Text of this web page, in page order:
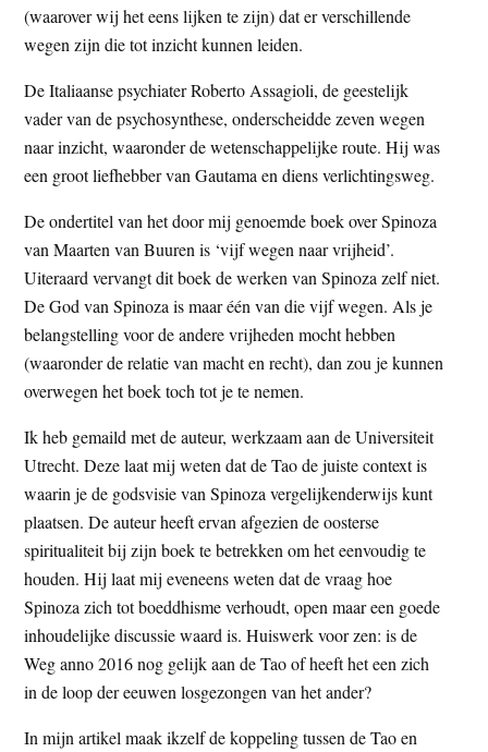
(waarover wij het eens lijken te zijn) dat er verschillende
wegen zijn die tot inzicht kunnen leiden.
De Italiaanse psychiater Roberto Assagioli, de geestelijk
vader van de psychosynthese, onderscheidde zeven wegen
naar inzicht, waaronder de wetenschappelijke route. Hij was
een groot liefhebber van Gautama en diens verlichtingsweg.
De ondertitel van het door mij genoemde boek over Spinoza
van Maarten van Buuren is ‘vijf wegen naar vrijheid’.
Uiteraard vervangt dit boek de werken van Spinoza zelf niet.
De God van Spinoza is maar één van die vijf wegen. Als je
belangstelling voor de andere vrijheden mocht hebben
(waaronder de relatie van macht en recht), dan zou je kunnen
overwegen het boek toch tot je te nemen.
Ik heb gemaild met de auteur, werkzaam aan de Universiteit
Utrecht. Deze laat mij weten dat de Tao de juiste context is
waarin je de godsvisie van Spinoza vergelijkenderwijs kunt
plaatsen. De auteur heeft ervan afgezien de oosterse
spiritualiteit bij zijn boek te betrekken om het eenvoudig te
houden. Hij laat mij eveneens weten dat de vraag hoe
Spinoza zich tot boeddhisme verhoudt, open maar een goede
inhoudelijke discussie waard is. Huiswerk voor zen: is de
Weg anno 2016 nog gelijk aan de Tao of heeft het een zich
in de loop der eeuwen losgezongen van het ander?
In mijn artikel maak ikzelf de koppeling tussen de Tao en